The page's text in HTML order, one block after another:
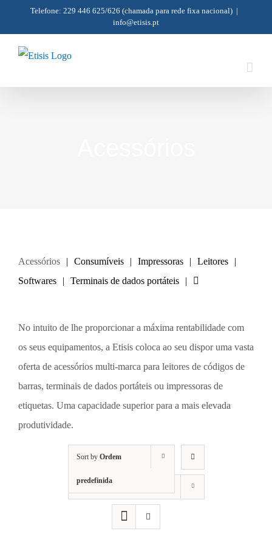
content
Telefone: 229 446 625/626 (chamada para rede fixa nacional) |
info@etisis.pt
Acessórios Consumíveis Impressoras
Leitores
Softwares
Terminais de dados portáteis
No intuito de lhe proporcionar a máxima rentabilidade com
os seus equipamentos, a Etisis coloca ao seu dispor uma vasta
oferta de acessórios multi-marca para leitores de códigos de
barras, terminais de dados portáteis ou impressoras de
etiquetas. Uma capacidade superior para a mais elevada
produtividade.
Sort by Ordem
predefinida
Show